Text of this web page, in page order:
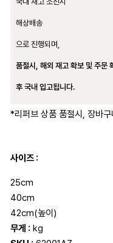
해상배송
으로 진행되며,
품절시, 해외 재고 확보 및 주문
후 국내 입고됩니다.
*리퍼브 상품 품절시, 장바
사이즈 :
25cm
40cm
42cm(높이)
무게 :kg